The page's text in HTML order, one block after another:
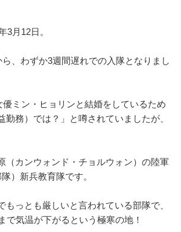
3月12日。
、わずか3週間遅れでの入隊となりまし
優ミン・ヒョリンと結婚をしているため
勤務）では？」と噂されていましたが、
（カンウォンド・チョルウォン）の陸軍
）新兵教育隊です。
もっとも厳しいと言われている部隊で、
で気温が下がるという極寒の地！